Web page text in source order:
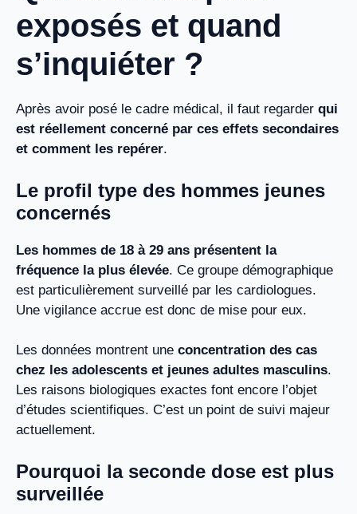
exposés et quand
s’inquiéter ?
Après avoir posé le cadre médical, il faut regarder qui
est réellement concerné par ces effets secondaires
et comment les repérer.
Le profil type des hommes jeunes
concernés
Les hommes de 18 à 29 ans présentent la
fréquence la plus élevée. Ce groupe démographique
est particulièrement surveillé par les cardiologues.
Une vigilance accrue est donc de mise pour eux.
Les données montrent une concentration des cas
chez les adolescents et jeunes adultes masculins.
Les raisons biologiques exactes font encore l’objet
d’études scientifiques. C’est un point de suivi majeur
actuellement.
Pourquoi la seconde dose est plus
surveillée